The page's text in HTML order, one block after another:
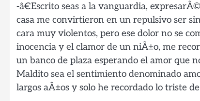
-â€Escrito seas a la vanguardia,
casa me convirtieron en un repulsivo ser
cara muy violentos, pero ese dolor no se
inocencia y el clamor de un niÃ±o, me
un banco de plaza esperando el amor que
Maldito sea el sentimiento denominado
largos aÃ±os y solo he recordado lo triste